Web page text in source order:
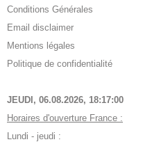
Conditions Générales
Email disclaimer
Mentions légales
Politique de confidentialité
JEUDI, 06.08.2026, 18:17:00
Horaires d'ouverture France :
Lundi - jeudi :